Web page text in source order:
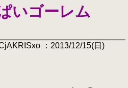
いゴーレム
：2013/12/15(日)